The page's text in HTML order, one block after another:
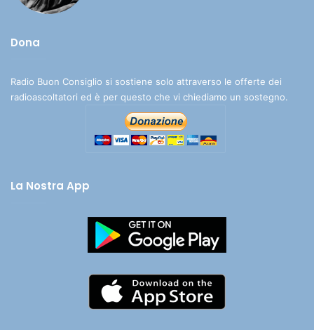
Dona
Radio Buon Consiglio si sostiene solo attraverso le offerte dei
radioascoltatori ed è per questo che vi chiediamo un sostegno.
La Nostra App